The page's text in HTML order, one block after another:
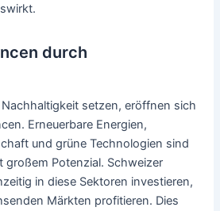
durch
setzen, eröffnen sich
Erneuerbare Energien,
und grüne Technologien sind
großem Potenzial. Schweizer
in diese Sektoren investieren,
Märkten profitieren. Dies